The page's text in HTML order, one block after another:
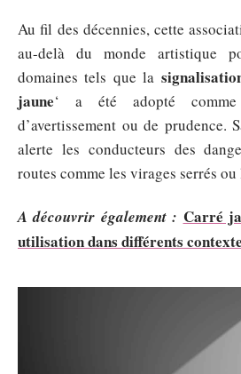
Au fil des décennies, cette
au-delà du monde artistique
domaines tels que la
jaune‘ a été adopté comme
d’avertissement ou de prudence.
alerte les conducteurs des
routes comme les virages serrés
A découvrir également : Carré
utilisation dans différents